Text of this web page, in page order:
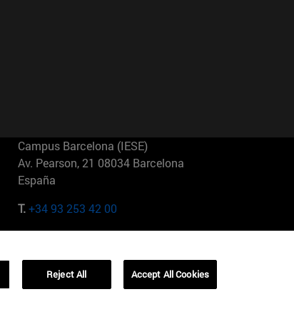
Campus Barcelona (IESE)
Av. Pearson, 21 08034 Barcelona
España
T.+34 93 253 42 00
01321001 Bela Vista Brasil
Reject All Accept All Cookies